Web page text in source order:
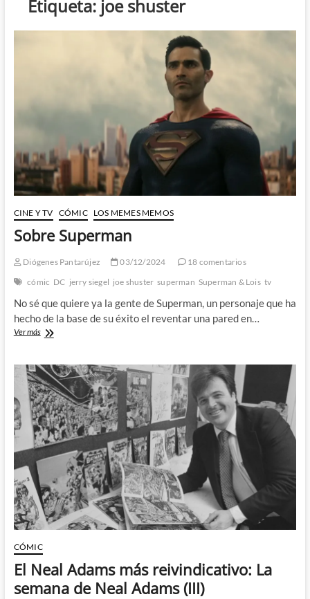
Etiqueta: joe shuster
CINE Y TV CÓMIC LOS MEMES MEMOS
Sobre Superman
Diógenes Pantarújez 03/12/2024
18 comentarios
cómic DC jerry siegel joe shuster superman Superman & Lois tv
No sé que quiere ya la gente de Superman, un personaje que ha
hecho de la base de su éxito el reventar una pared en…
Ver másSobre
CÓMIC
El Neal Adams más reivindicativo: La
semana de Neal Adams (III)